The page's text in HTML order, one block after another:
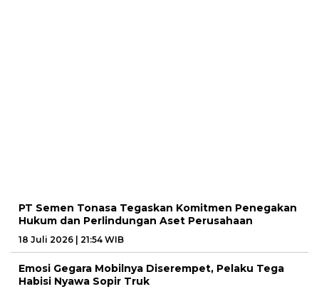
PT Semen Tonasa Tegaskan Komitmen Penegakan
Hukum dan Perlindungan Aset Perusahaan
18 Juli 2026 | 21:54 WIB
Emosi Gegara Mobilnya Diserempet, Pelaku Tega
Habisi Nyawa Sopir Truk